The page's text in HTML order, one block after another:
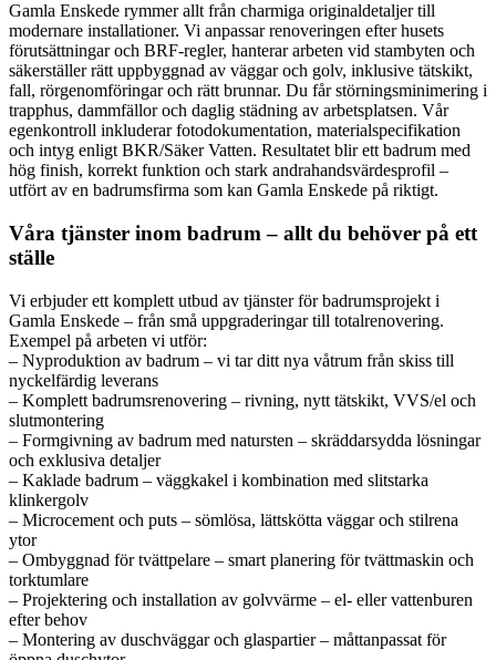
Gamla Enskede rymmer allt från charmiga originaldetaljer till
modernare installationer. Vi anpassar renoveringen efter husets
förutsättningar och BRF-regler, hanterar arbeten vid stambyten och
säkerställer rätt uppbyggnad av väggar och golv, inklusive tätskikt,
fall, rörgenomföringar och rätt brunnar. Du får störningsminimering i
trapphus, dammfällor och daglig städning av arbetsplatsen. Vår
egenkontroll inkluderar fotodokumentation, materialspecifikation
och intyg enligt BKR/Säker Vatten. Resultatet blir ett badrum med
hög finish, korrekt funktion och stark andrahandsvärdesprofil –
utfört av en badrumsfirma som kan Gamla Enskede på riktigt.
Våra tjänster inom badrum – allt du behöver på ett
ställe
Vi erbjuder ett komplett utbud av tjänster för badrumsprojekt i
Gamla Enskede – från små uppgraderingar till totalrenovering.
Exempel på arbeten vi utför:
– Nyproduktion av badrum – vi tar ditt nya våtrum från skiss till
nyckelfärdig leverans
– Komplett badrumsrenovering – rivning, nytt tätskikt, VVS/el och
slutmontering
– Formgivning av badrum med natursten – skräddarsydda lösningar
och exklusiva detaljer
– Kaklade badrum – väggkakel i kombination med slitstarka
klinkergolv
– Microcement och puts – sömlösa, lättskötta väggar och stilrena
ytor
– Ombyggnad för tvättpelare – smart planering för tvättmaskin och
torktumlare
– Projektering och installation av golvvärme – el- eller vattenburen
efter behov
– Montering av duschväggar och glaspartier – måttanpassat för